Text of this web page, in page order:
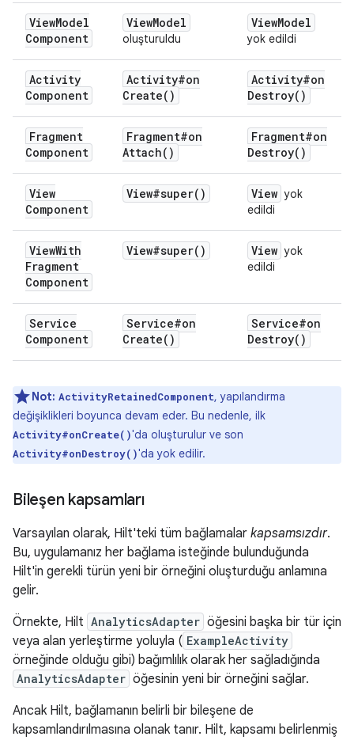
ViewModel
Component
ViewModel
oluşturuldu
ViewModel
yok edildi
Activity
Component
Activity#on
Create( )
Activity#on
Destroy( )
Fragment
Component
Fragment#on
Attach( )
Fragment#on
Destroy( )
View
Component
View#super( ) View yok
edildi
ViewWith
Fragment
Component
View#super( ) View yok
edildi
Service
Component
Service#on
Create( )
Service#on
Destroy( )
Not: ActivityRetainedComponent, yapılandırma
değişiklikleri boyunca devam eder. Bu nedenle, ilk
Activity#onCreate()'da oluşturulur ve son
Activity#onDestroy()'da yok edilir.
Bileşen kapsamları
Varsayılan olarak, Hilt'teki tüm bağlamalar kapsamsızdır.
Bu, uygulamanız her bağlama isteğinde bulunduğunda
Hilt'in gerekli türün yeni bir örneğini oluşturduğu anlamına
gelir.
Örnekte, Hilt AnalyticsAdapter öğesini başka bir tür için
veya alan yerleştirme yoluyla ( ExampleActivity
örneğinde olduğu gibi) bağımlılık olarak her sağladığında
AnalyticsAdapter öğesinin yeni bir örneğini sağlar.
Ancak Hilt, bağlamanın belirli bir bileşene de
kapsamlandırılmasına olanak tanır. Hilt, kapsamı belirlenmiş